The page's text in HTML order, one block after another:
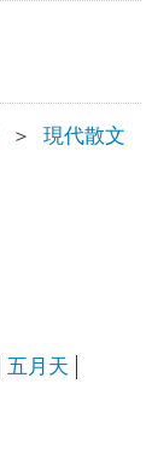
＞ 現代散文
五月天